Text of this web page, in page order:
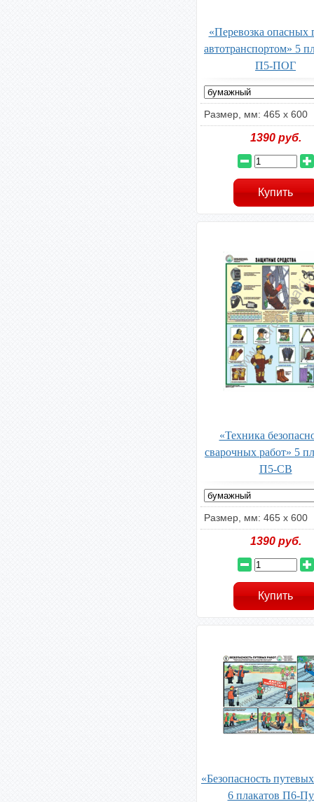
«Перевозка опасных
автотранспортом» 5
П5-ПОГ
Размер, мм: 465 х 600
1390руб.
«Техника
сварочных работ» 5
П5-СВ
Размер, мм: 465 х 600
1390руб.
«Безопасность
6 плакатов П6-